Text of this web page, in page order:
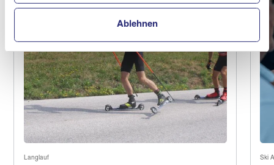
Ablehnen
Langlauf Ski